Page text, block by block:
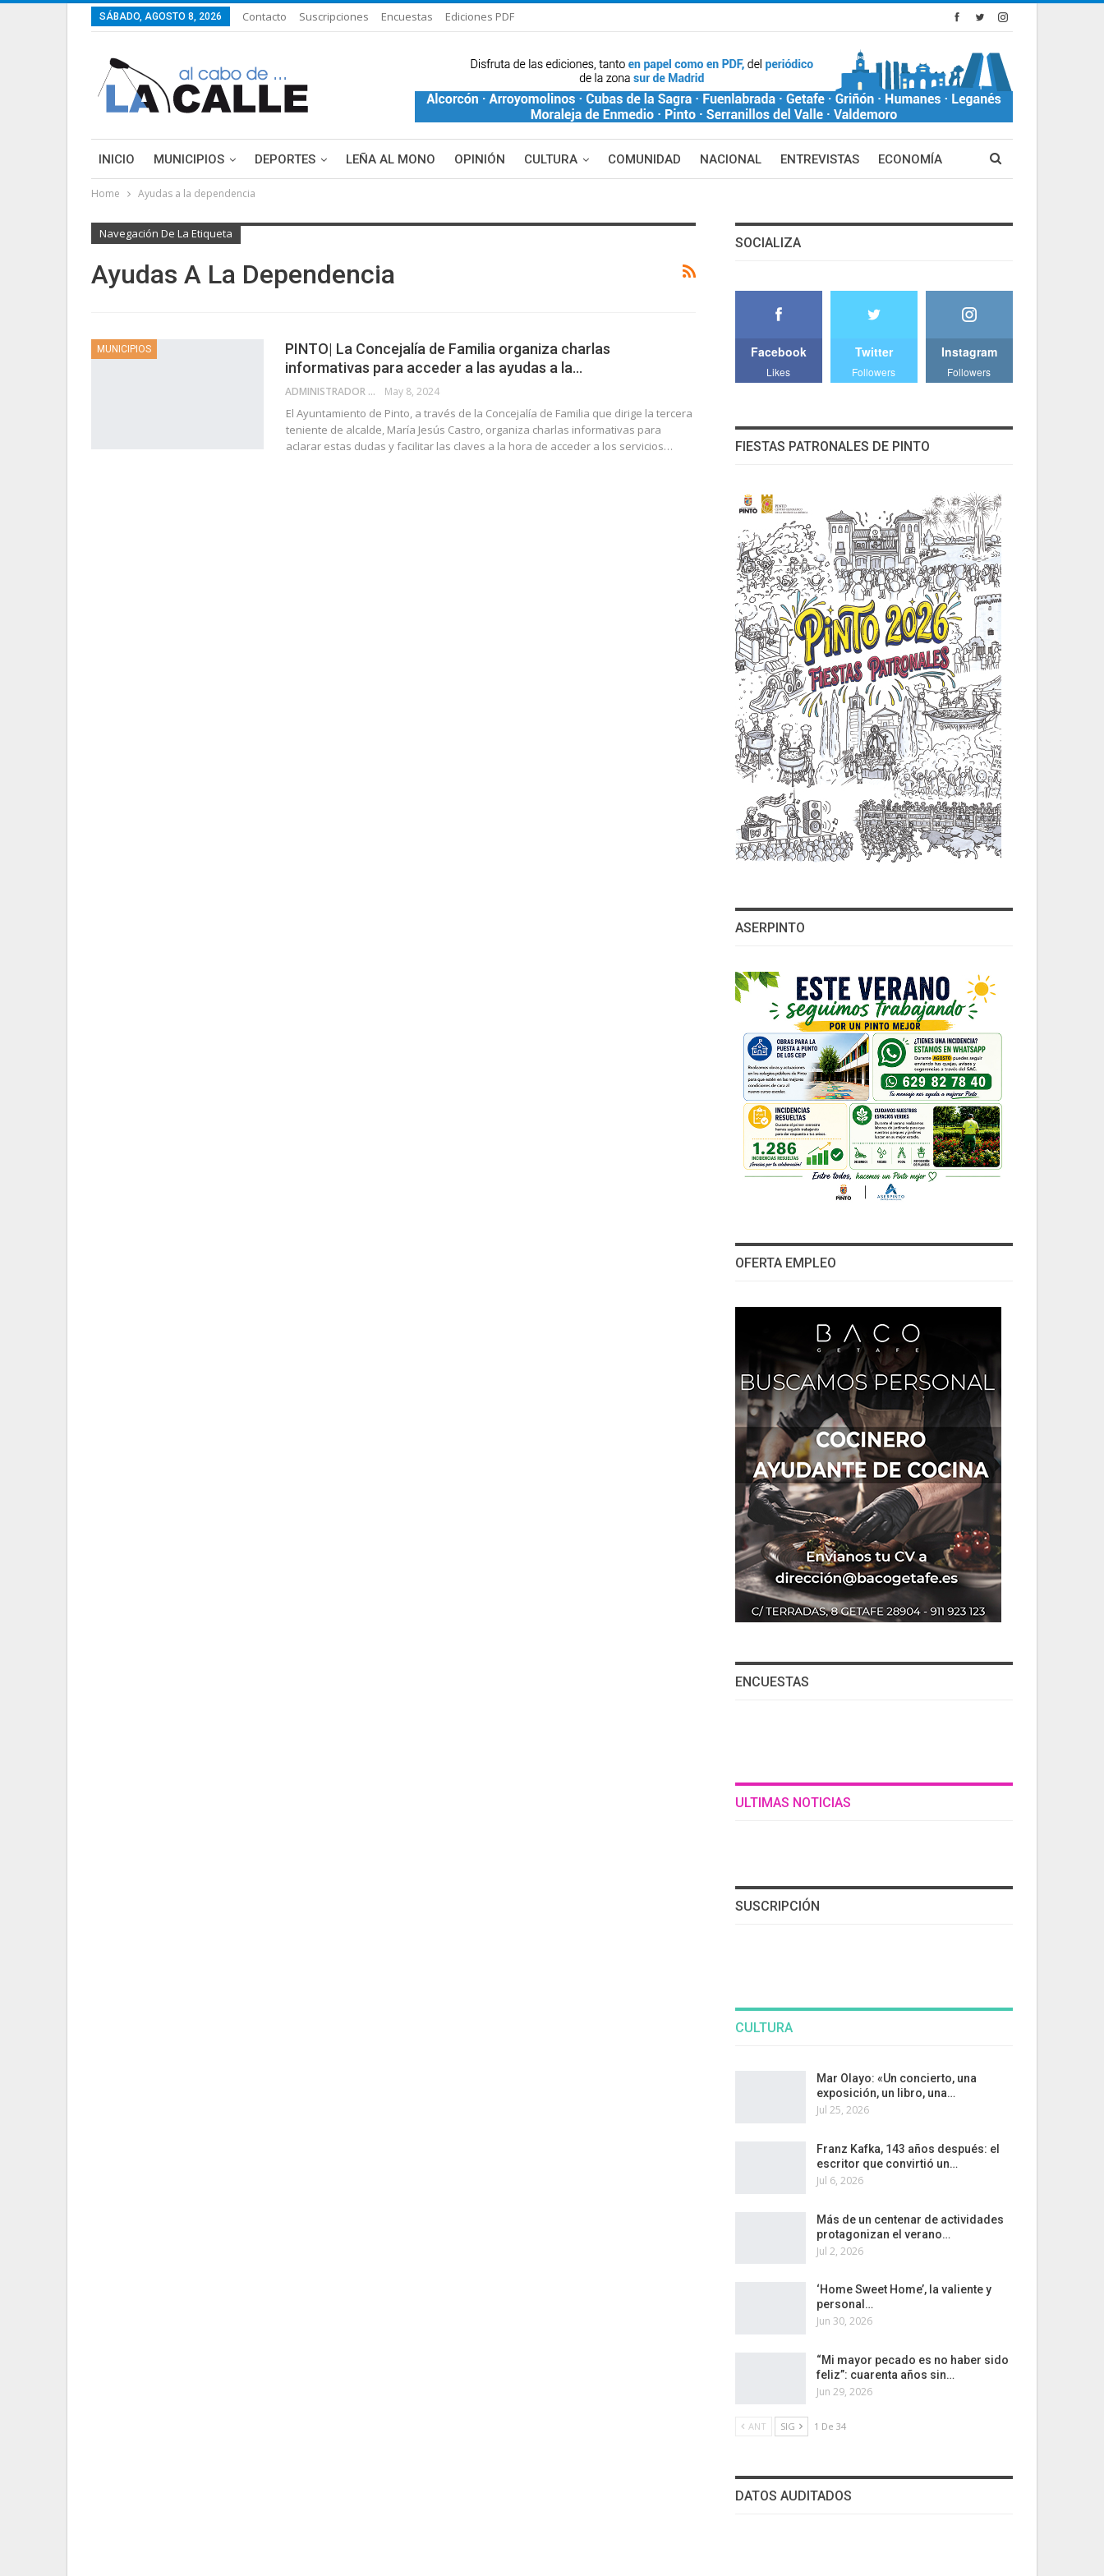
SÁBADO, AGOSTO 8, 2026 Contacto Suscripciones Encuestas Ediciones PDF
INICIO MUNICIPIOS DEPORTES LEÑA AL MONO OPINIÓN CULTURA COMUNIDAD NACIONAL ENTREVISTAS ECONOMÍA
LIFESTYLE PURA FICCIÓN: LAS HISTORIAS DE BLANCA
Home Ayudas a la dependencia
Navegación De La Etiqueta
Ayudas A La Dependencia
MUNICIPIOS
PINTO| La Concejalía de Familia organiza charlas
informativas para acceder a las ayudas a la…
ADMINISTRADOR May 8, 2024
El Ayuntamiento de Pinto, a través de la Concejalía de Familia que dirige la tercera
teniente de alcalde, María Jesús Castro, organiza charlas informativas para
aclarar estas dudas y facilitar las claves a la hora de acceder a los servicios…
SOCIALIZA
Facebook
Likes
Twitter
Followers
Instagram
Followers
FIESTAS PATRONALES DE PINTO
ASERPINTO
OFERTA EMPLEO
ENCUESTAS
ULTIMAS NOTICIAS
SUSCRIPCIÓN
CULTURA
Mar Olayo: «Un concierto, una
exposición, un libro, una…
Jul 25, 2026
Franz Kafka, 143 años después: el
escritor que convirtió un…
Jul 6, 2026
Más de un centenar de actividades
protagonizan el verano…
Jul 2, 2026
‘Home Sweet Home’, la valiente y
personal…
Jun 30, 2026
“Mi mayor pecado es no haber sido
feliz”: cuarenta años sin…
Jun 29, 2026
ANT SIG 1 De 34
DATOS AUDITADOS